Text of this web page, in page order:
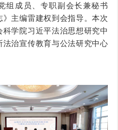
组成员、专职副会长兼秘书
》主编雷建权到会指导。本次
科学院习近平法治思想研究中
法治宣传教育与公法研究中心